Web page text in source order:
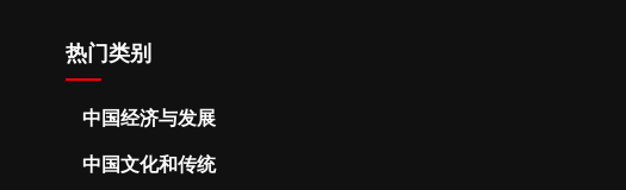
热门类别
中国经济与发展
中国文化和传统